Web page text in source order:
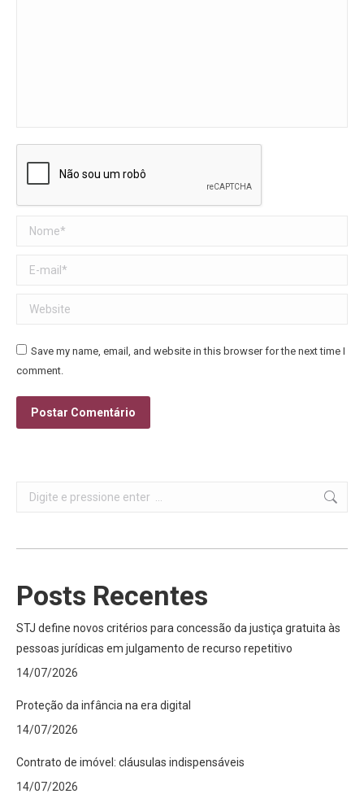
Nome *
E-mail *
Website
Save my name, email, and website in this browser for the next time I
comment.
Postar Comentário
Search:
Posts Recentes
STJ define novos critérios para concessão da justiça gratuita às
pessoas jurídicas em julgamento de recurso repetitivo
14/07/2026
Proteção da infância na era digital
14/07/2026
Contrato de imóvel: cláusulas indispensáveis
14/07/2026